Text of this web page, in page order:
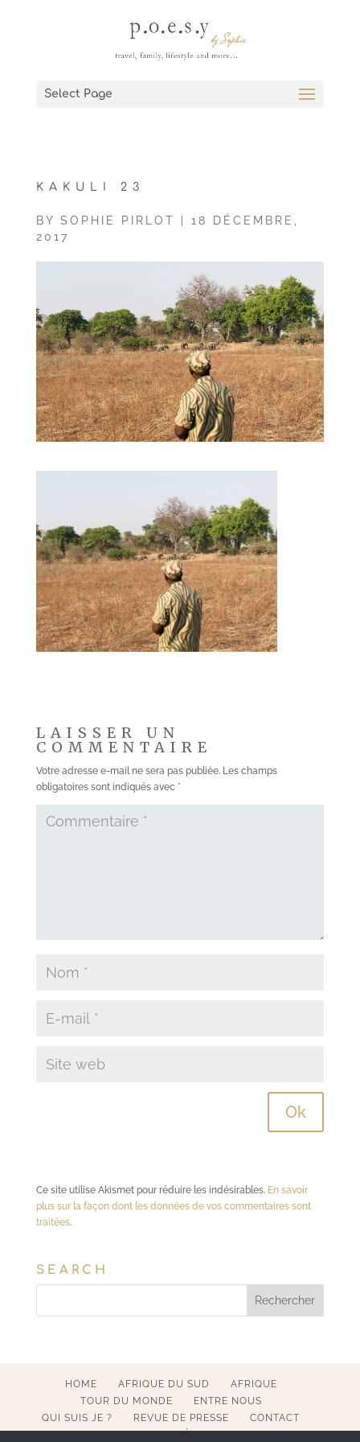
Select Page
KAKULI 23
BY SOPHIE PIRLOT
18 DÉCEMBRE,
2017
LAISSER UN
COMMENTAIRE
Votre adresse e-mail ne sera pas publiée. Les champs
obligatoires sont indiqués avec *
Ce site utilise Akismet pour réduire les indésirables. En savoir
plus sur la façon dont les données de vos commentaires sont
traitées.
SEARCH
HOME AFRIQUE DU SUD
AFRIQUE
TOUR DU MONDE
ENTRE NOUS
QUI SUIS JE ?
REVUE DE PRESSE
CONTACT